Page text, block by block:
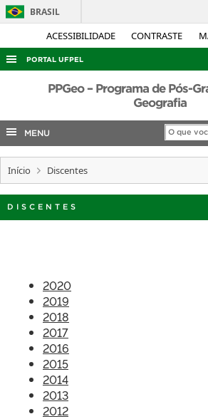
ACESSIBILIDADE CONTRASTE
BRASIL
PORTAL UFPEL
ACESSO À INFORMAÇÃO
COBALTO
CONCURSOS
INTERNACIONAL
PPGeo – Programa de Pós-
Geografia
MENU
Início Discentes
DISCENTES
2020
2019
2018
2017
2016
2015
2014
2013
2012